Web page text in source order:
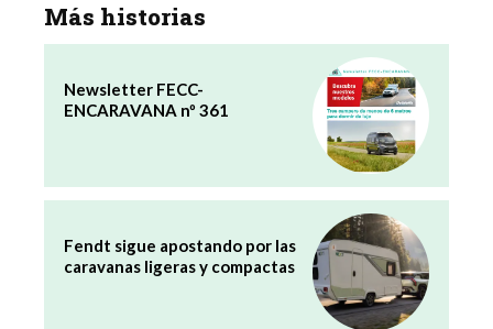
Más historias
Newsletter FECC-
ENCARAVANA nº 361
Fendt sigue apostando por las
caravanas ligeras y compactas